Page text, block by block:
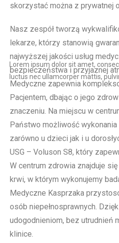
skorzystać można z prywatnej
Nasz zespół tworzą
lekarze, którzy stanowią
najwyższej jakości usług
bezpieczeństwa i przyjaznej
Medyczne zapewnia
Pacjentem, dbając o jego
znaczeniu. Na miejscu w
Państwo możliwość
zarówno u dzieci jak i u
USG – Voluson S8, który
W centrum zdrowia znajduje
krwi, w którym wykonujemy
Medyczne Kasprzaka
osób niepełnosprawnych.
udogodnieniom, bez utrudnień
klinice.
Lorem ipsum dolor sit amet,
luctus nec ullamcorper mattis,